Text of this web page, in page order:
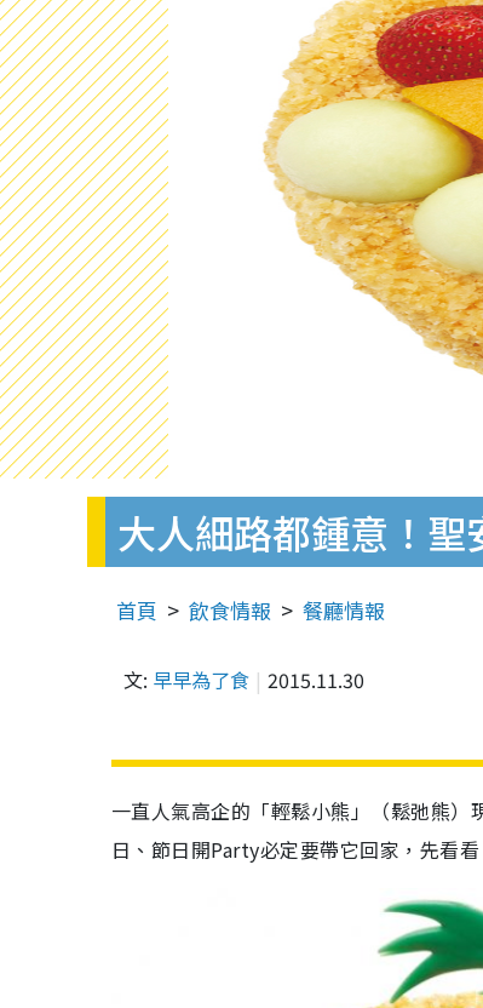
大人細路都鍾意！
首頁 飲食情報 餐廳情報
文: 早早為了食 2015.11.30
一直人氣高企的「輕鬆小熊」（鬆弛熊
日、節日開Party必定要帶它回家，先看看